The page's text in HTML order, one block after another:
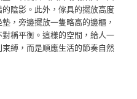
陰影。此外，傢具的擺放高度
，旁邊擺放一隻略高的邊櫃，
稱平衡。這樣的空間，給人一
縛，而是順應生活的節奏自然